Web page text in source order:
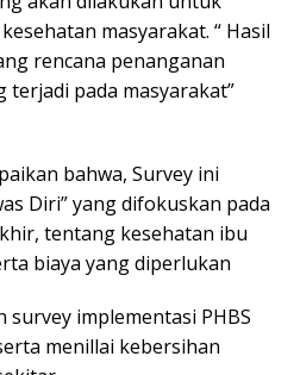
masyarakat. “ Hasil
rencana penanganan
terjadi pada masyarakat”
bahwa, Survey ini
Diri” yang difokuskan pada
tentang kesehatan ibu
biaya yang diperlukan
implementasi PHBS
menillai kebersihan